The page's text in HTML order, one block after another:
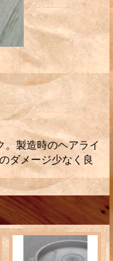
製造時のヘアライ
ダメージ少なく良